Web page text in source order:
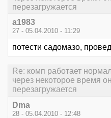
перезагружается
a1983
27 - 05.04.2010 - 11:29
потести садомазо,
Re: комп работает
через некоторое время
перезагружается
Dma
28 - 05.04.2010 - 12:48